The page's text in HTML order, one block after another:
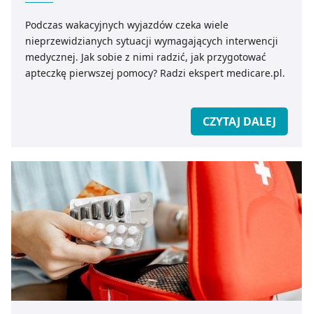
Podczas wakacyjnych wyjazdów czeka wiele
nieprzewidzianych sytuacji wymagających interwencji
medycznej. Jak sobie z nimi radzić, jak przygotować
apteczkę pierwszej pomocy? Radzi ekspert medicare.pl.
CZYTAJ DALEJ